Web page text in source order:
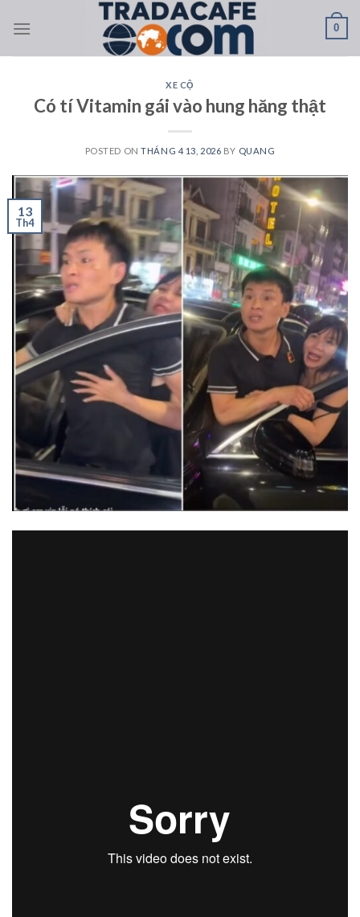
0
XE CỘ
Có tí Vitamin gái vào hung hăng thật
POSTED ONTHÁNG 4 13, 2026 BY QUANG
13
Th4